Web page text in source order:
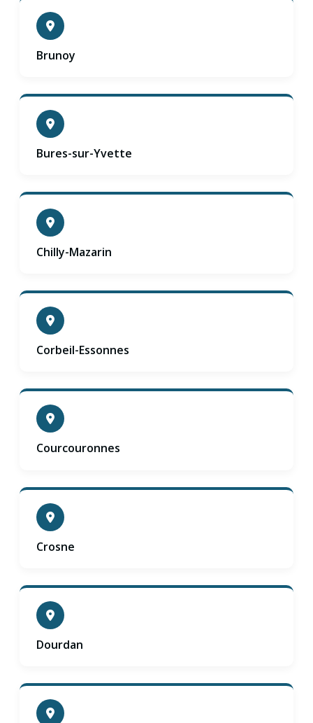
Brunoy
Bures-sur-Yvette
Chilly-Mazarin
Corbeil-Essonnes
Courcouronnes
Crosne
Dourdan